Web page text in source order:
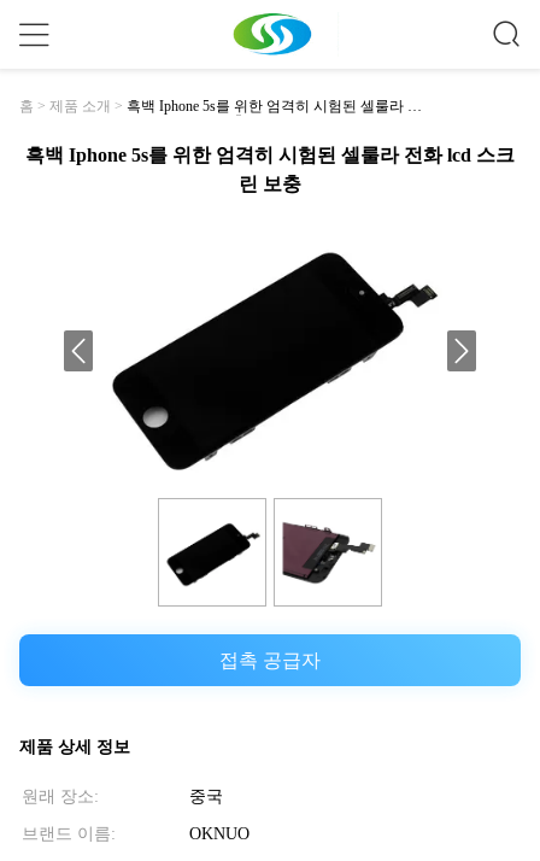
홈 > 제품 소개 > 흑백 Iphone 5s를 위한 엄격히 시험된 셀룰라 전
화 Lcd 스크린 보충
흑백 Iphone 5s를 위한 엄격히 시험된 셀룰라 전화 lcd 스크
린 보충
접촉 공급자
제품 상세 정보
원래 장소: 중국
브랜드 이름: OKNUO